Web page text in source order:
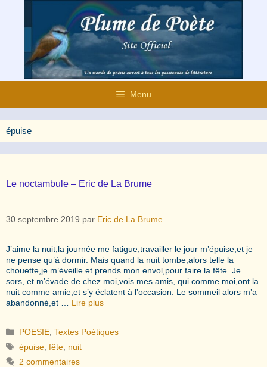
contenu
Menu
épuise
Le noctambule – Eric de La Brume
30 septembre 2019 par Eric de La Brume
J’aime la nuit,la journée me fatigue,travailler le jour m’épuise,et je
ne pense qu’à dormir. Mais quand la nuit tombe,alors telle la
chouette,je m’éveille et prends mon envol,pour faire la fête. Je
sors, et m’évade de chez moi,vois mes amis, qui comme moi,ont la
nuit comme amie,et s’y éclatent à l’occasion. Le sommeil alors m’a
abandonné,et … Lire plus
Catégories
POESIE ,Textes Poétiques
Étiquettes
épuise ,fête nuit
2 commentaires